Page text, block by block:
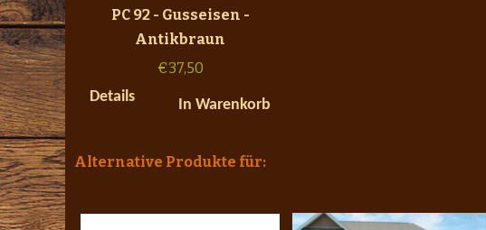
PC 92 - Gusseisen -
Antikbraun
€37,50
Details
In Warenkorb
Alternative Produkte für: